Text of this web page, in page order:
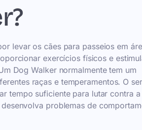
levar os cães para passeios em
exercícios físicos e
Dog Walker normalmente tem um
raças e temperamentos. O
tempo suficiente para lutar contra
problemas de